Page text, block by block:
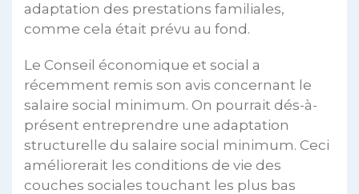
adaptation des prestations familiales,
comme cela était prévu au fond.
Le Conseil économique et social a
récemment remis son avis concernant le
salaire social minimum. On pourrait dés-à-
présent entreprendre une adaptation
structurelle du salaire social minimum. Ceci
améliorerait les conditions de vie des
couches sociales touchant les plus bas